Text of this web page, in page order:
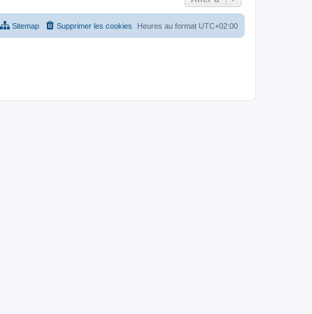
Heures au format UTC+02:00
Supprimer les cookies
Sitemap